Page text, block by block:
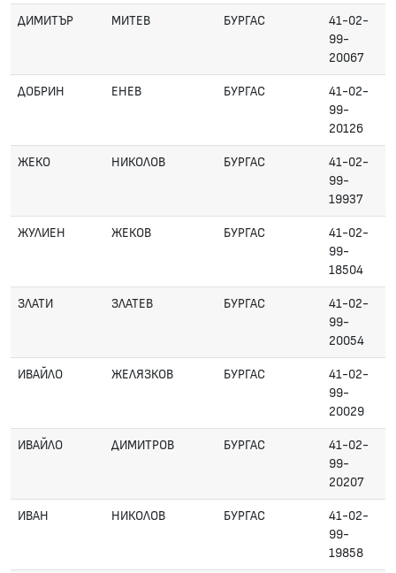
ДИМИТЪР МИТЕВ БУРГАС
41-02-
99-
20067
ДОБРИН ЕНЕВ БУРГАС
41-02-
99-
20126
ЖЕКО НИКОЛОВ БУРГАС
41-02-
99-
19937
ЖУЛИЕН ЖЕКОВ БУРГАС
41-02-
99-
18504
ЗЛАТИ ЗЛАТЕВ БУРГАС
41-02-
99-
20054
ИВАЙЛО ЖЕЛЯЗКОВ БУРГАС
41-02-
99-
20029
ИВАЙЛО ДИМИТРОВ БУРГАС
41-02-
99-
20207
ИВАН НИКОЛОВ БУРГАС
41-02-
99-
19858